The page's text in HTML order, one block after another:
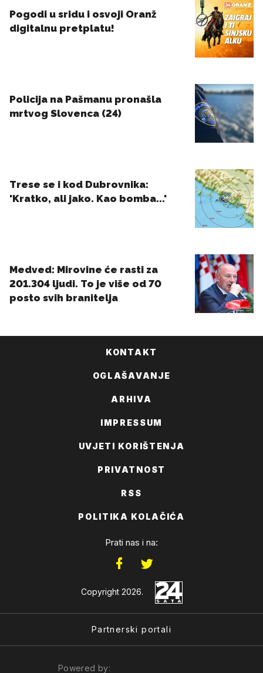
KONTAKT
OGLAŠAVANJE
ARHIVA
IMPRESSUM
UVJETI KORIŠTENJA
PRIVATNOST
RSS
POLITIKA KOLAČIĆA
Prati nas i na:
Copyright 2026.
Partnerski portali
Powered by: